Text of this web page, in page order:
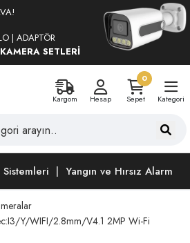
| ADAPTÖR
SETLERİ
Kargom Hesap
0
Sepet
Kategori
Sistemleri Yangın ve Hırsız Alarm
Y/WIFI/2.8mm/V4.1 2MP Wi-Fi